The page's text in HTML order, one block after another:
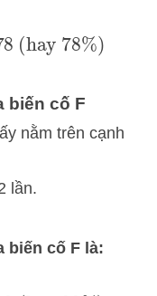
biến cố F
nằm trên cạnh
lần.
biến cố F là: